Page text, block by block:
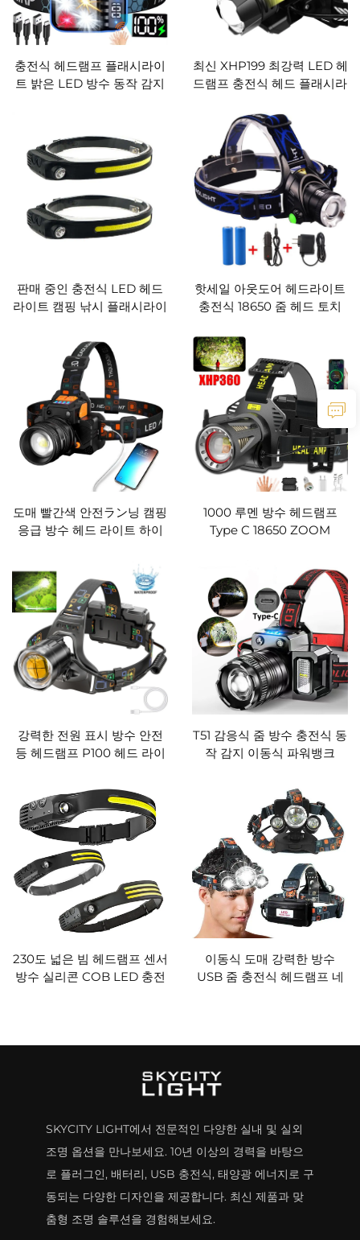
충전식 헤드램프 플래시라이
트 밝은 LED 방수 동작 감지
최신 XHP199 최강력 LED 헤
드램프 충전식 헤드 플래시라
USB XHP90 방수 낚시 헤드
램프
판매 중인 충전식 LED 헤드
라이트 캠핑 낚시 플래시라이
핫세일 아웃도어 헤드라이트
충전식 18650 줌 헤드 토치
도매 빨간색 안전ラン닝 캠핑
응급 방수 헤드 라이트 하이
1000 루멘 방수 헤드램프
Type C 18650 ZOOM
크 포함
강력한 전원 표시 방수 안전
등 헤드램프 P100 헤드 라이
전식 줌 가능 헤드램프
T51 감응식 줌 방수 충전식 동
작 감지 이동식 파워뱅크
230도 넓은 빔 헤드램프 센서
방수 실리콘 COB LED 충전
이동식 도매 강력한 방수
USB 줌 충전식 헤드램프 네
SKYCITY LIGHT에서 전문적인 다양한 실내 및 실외
조명 옵션을 만나보세요. 10년 이상의 경력을 바탕으
로 플러그인, 배터리, USB 충전식, 태양광 에너지로 구
동되는 다양한 디자인을 제공합니다. 최신 제품과 맞
춤형 조명 솔루션을 경험해보세요.